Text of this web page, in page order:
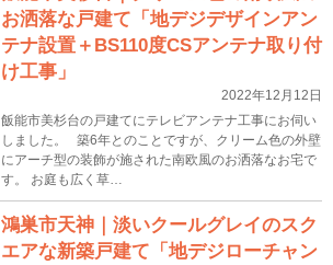
お洒落な戸建て「地デジデザインアン
テナ設置＋BS110度CSアンテナ取り付
け工事」
2022年12月12日
飯能市美杉台の戸建てにテレビアンテナ工事にお伺い
しました。 築6年とのことですが、クリーム色の外壁
にアーチ型の装飾が施された南欧風のお洒落なお宅で
す。 お庭も広く草…
鴻巣市天神｜淡いクールグレイのスク
エアな新築戸建て「地デジローチャン